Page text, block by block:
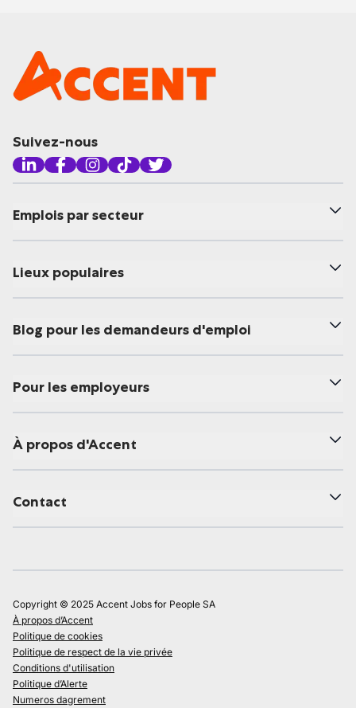
Suivez-nous
Emplois par secteur
Lieux populaires
Blog pour les demandeurs d'emploi
Pour les employeurs
À propos d'Accent
Contact
Copyright © 2025 Accent Jobs for People SA
À propos d’Accent
Politique de cookies
Politique de respect de la vie privée
Conditions d'utilisation
Politique d’Alerte
Numeros dagrement